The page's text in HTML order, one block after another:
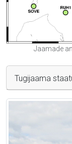
Jaamade
Tugijaama